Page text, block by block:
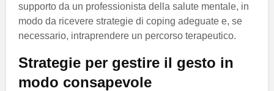
supporto da un professionista della salute mentale, in
modo da ricevere strategie di coping adeguate e, se
necessario, intraprendere un percorso terapeutico.
Strategie per gestire il gesto in
modo consapevole